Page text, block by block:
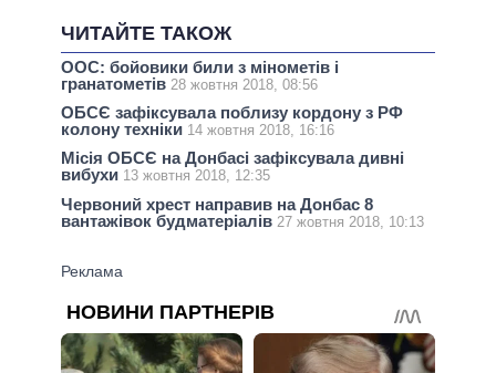
ЧИТАЙТЕ ТАКОЖ
ООС: бойовики били з мінометів і
гранатометів 28 жовтня 2018, 08:56
ОБСЄ зафіксувала поблизу кордону з РФ
колону техніки 14 жовтня 2018, 16:16
Місія ОБСЄ на Донбасі зафіксувала дивні
вибухи 13 жовтня 2018, 12:35
Червоний хрест направив на Донбас 8
вантажівок будматеріалів 27 жовтня 2018, 10:13